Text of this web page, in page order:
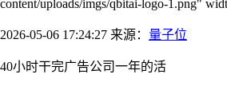
content/uploads/imgs/qbitai-logo-1.png"
2026-05-06 17:24:27 来源： 量子位
40小时干完广告公司一年的活